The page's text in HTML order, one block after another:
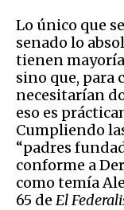
Lo único que
senado lo
tienen
sino que, para
necesitarían
eso es
Cumpliendo
“padres
conforme a
como temía
65 de El